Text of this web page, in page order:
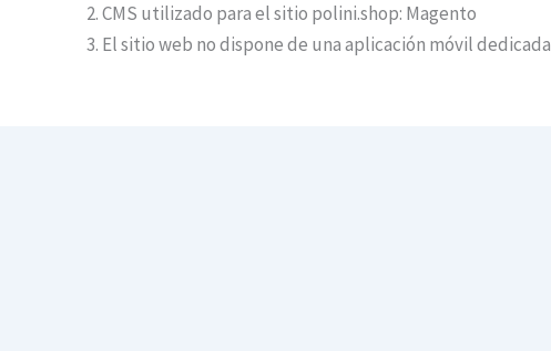
CMS utilizado para el sitio polini.shop: Magento
El sitio web no dispone de una aplicación móvil dedicada